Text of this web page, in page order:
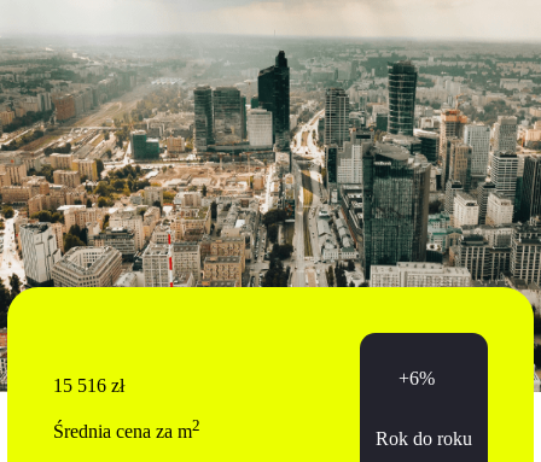
15 516 zł
Średnia cena za m2
+6%
Rok do roku